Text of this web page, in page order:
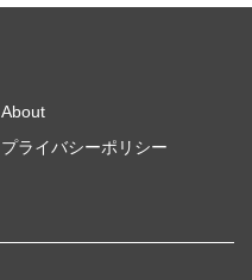
About
プライバシーポリシー